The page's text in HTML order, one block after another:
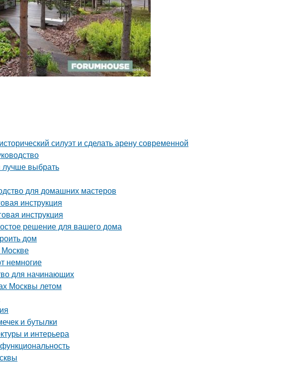
силуэт и сделать арену современной
лучше выбрать
для домашних мастеров
инструкция
инструкция
решение для вашего дома
дом
Москве
немногие
для начинающих
Москвы летом
и бутылки
и интерьера